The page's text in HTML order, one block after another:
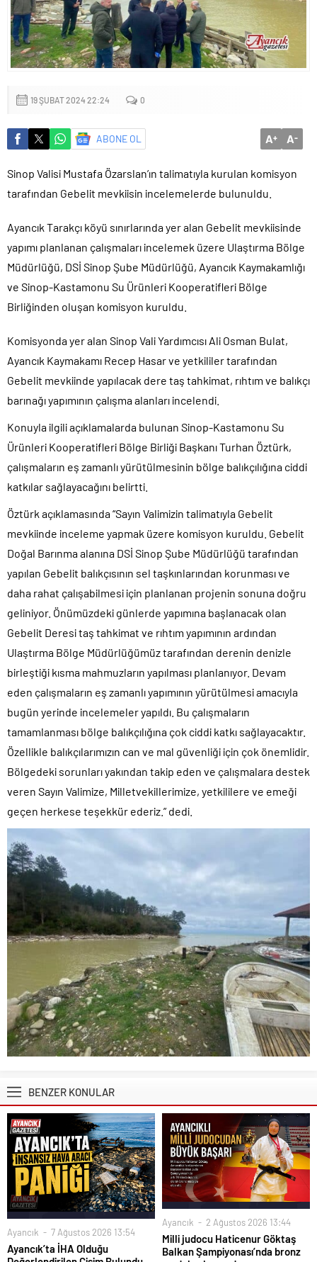
Küçük işletmeler büyük siber risklerle karşı karşıya
19 ŞUBAT 2024 22:24 0
ABONE OL A+ A-
Sinop Valisi Mustafa Özarslan’ın talimatıyla kurulan komisyon
tarafından Gebelit mevkiisin incelemelerde bulunuldu.
Ayancık Tarakçı köyü sınırlarında yer alan Gebelit mevkiisinde
yapımı planlanan çalışmaları incelemek üzere Ulaştırma Bölge
Müdürlüğü, DSİ Sinop Şube Müdürlüğü, Ayancık Kaymakamlığı
ve Sinop-Kastamonu Su Ürünleri Kooperatifleri Bölge
Birliğinden oluşan komisyon kuruldu.
Komisyonda yer alan Sinop Vali Yardımcısı Ali Osman Bulat,
Ayancık Kaymakamı Recep Hasar ve yetkililer tarafından
Gebelit mevkiinde yapılacak dere taş tahkimat, rıhtım ve balıkçı
barınağı yapımının çalışma alanları incelendi.
Konuyla ilgili açıklamalarda bulunan Sinop-Kastamonu Su
Ürünleri Kooperatifleri Bölge Birliği Başkanı Turhan Öztürk,
çalışmaların eş zamanlı yürütülmesinin bölge balıkçılığına ciddi
katkılar sağlayacağını belirtti.
Öztürk açıklamasında “Sayın Valimizin talimatıyla Gebelit
mevkiinde inceleme yapmak üzere komisyon kuruldu. Gebelit
Doğal Barınma alanına DSİ Sinop Şube Müdürlüğü tarafından
yapılan Gebelit balıkçısının sel taşkınlarından korunması ve
daha rahat çalışabilmesi için planlanan projenin sonuna doğru
geliniyor. Önümüzdeki günlerde yapımına başlanacak olan
Gebelit Deresi taş tahkimat ve rıhtım yapımının ardından
Ulaştırma Bölge Müdürlüğümüz tarafından derenin denizle
birleştiği kısma mahmuzların yapılması planlanıyor. Devam
eden çalışmaların eş zamanlı yapımının yürütülmesi amacıyla
bugün yerinde incelemeler yapıldı. Bu çalışmaların
tamamlanması bölge balıkçılığına çok ciddi katkı sağlayacaktır.
Özellikle balıkçılarımızın can ve mal güvenliği için çok önemlidir.
Bölgedeki sorunları yakından takip eden ve çalışmalara destek
veren Sayın Valimize, Milletvekillerimize, yetkililere ve emeği
geçen herkese teşekkür ederiz.” dedi.
BENZER KONULAR
Ayancık 7 Ağustos 2026 13:54
Ayancık’ta İHA Olduğu
Ayancık 2 Ağustos 2026 13:44
Milli judocu Haticenur Göktaş
Balkan Şampiyonası’nda bronz